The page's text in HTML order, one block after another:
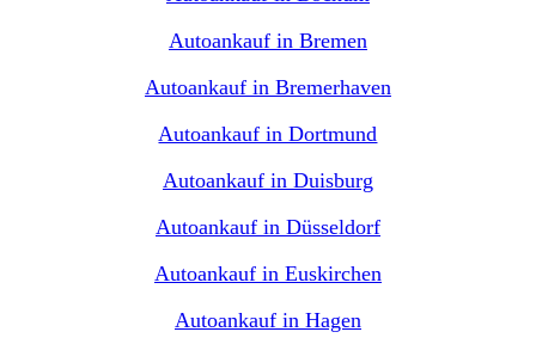
Autoankauf in Bremen
Autoankauf in Bremerhaven
Autoankauf in Dortmund
Autoankauf in Duisburg
Autoankauf in Düsseldorf
Autoankauf in Euskirchen
Autoankauf in Hagen